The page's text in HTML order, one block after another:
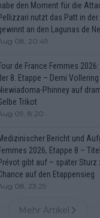
den Moment für die
nutzt das Patt in
an den Lagunas de
08, 20:49
de France Femmes
8. Etappe – Demi
Phinney auf
Trikot
09, 8:20
Bericht und
2026, Etappe 8 –
gibt auf – später
auf den Etappensieg
08, 23:29
Mehr Artikel